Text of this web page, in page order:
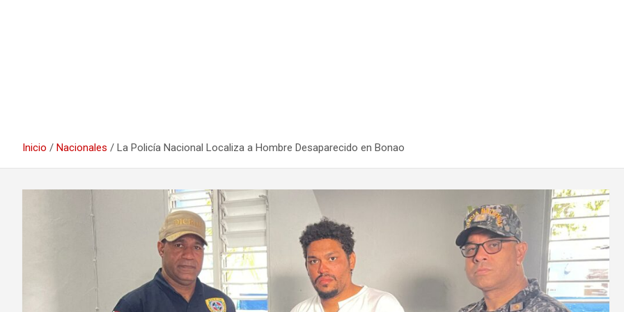
Inicio Nacionales La Policía Nacional Localiza a Hombre Desaparecido en Bonao